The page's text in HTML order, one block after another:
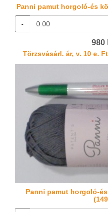
Panni pamut horgoló-és
-
980
Törzsvásárl. ár, v. 10 e.
Panni pamut horgoló-